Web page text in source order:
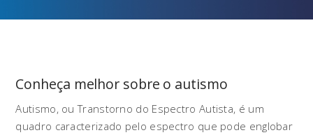
Conheça melhor sobre o autismo
Autismo, ou Transtorno do Espectro Autista, é um
quadro caracterizado pelo espectro que pode englobar